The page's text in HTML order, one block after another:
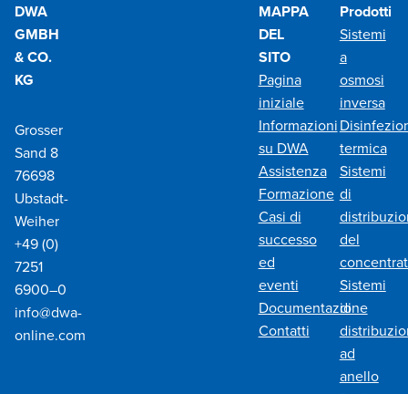
DWA
GMBH
& CO.
KG
Grosser
Sand 8
76698
Ubstadt-
Weiher
+49 (0)
7251
6900–0
info@dwa-
online.com
MAPPA
DEL
SITO
Pagina
iniziale
Informazioni
su DWA
Assistenza
Formazione
Casi di
successo
ed
eventi
Documentazione
Contatti
Prodotti
Sistemi
a
osmosi
inversa
termica
Sistemi
di
del
Sistemi
di
ad
anello